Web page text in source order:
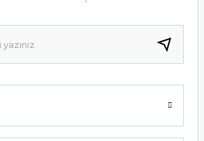
bulunuyor.
daha pahalı.
alternatifler olmalı.
Gönder